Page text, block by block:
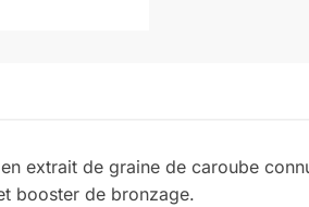
extrait de graine de caroube
booster de bronzage.